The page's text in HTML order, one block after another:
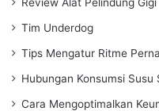
Tim Underdog
Tips Mengatur Ritme
Hubungan Konsumsi Susu
Cara Mengoptimalkan